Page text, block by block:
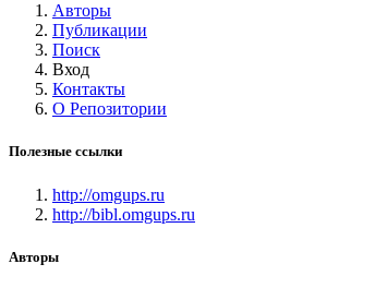
Авторы
Публикации
Поиск
Вход
Контакты
О Репозитории
Полезные ссылки
http://omgups.ru
http://bibl.omgups.ru
Авторы